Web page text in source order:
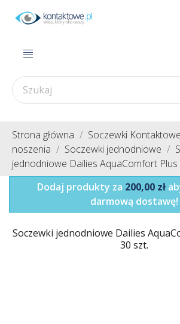
Strona główna Soczewki Kontaktowe
noszenia
Soczewki jednodniowe
jednodniowe Dailies AquaComfort Plus
Dodaj produkty za 200,00 zł
darmową dostawę!
Soczewki jednodniowe Dailies
30 szt.